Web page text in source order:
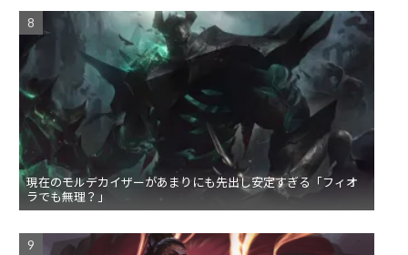
現在のモルデカイザーがあまりにも先出し安定すぎる「フィオ
ラでも無理？」